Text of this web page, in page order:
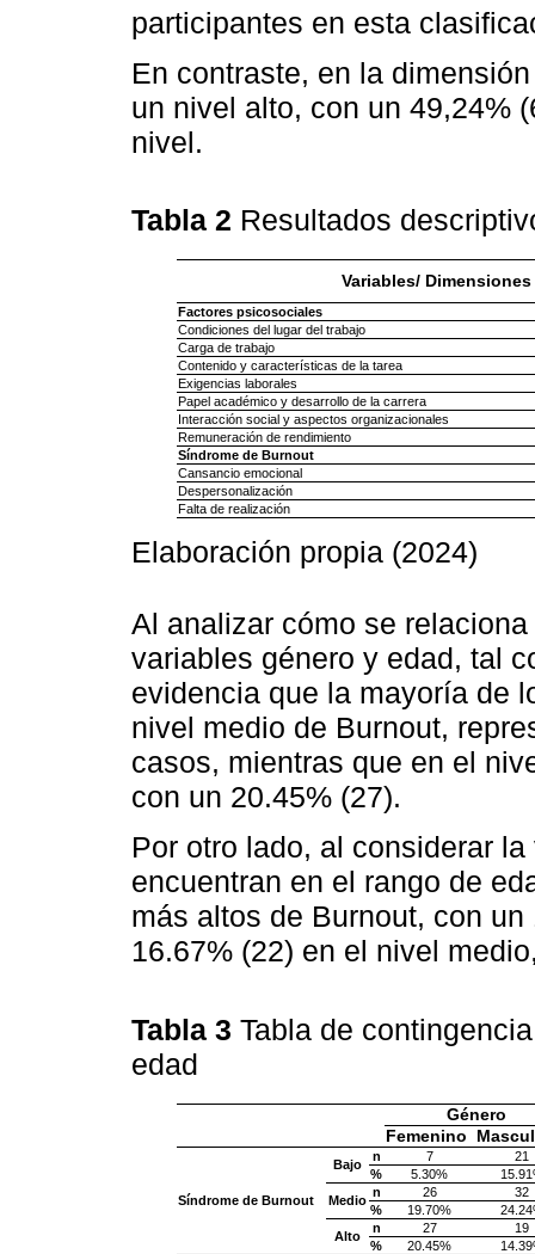
participantes en esta
En contraste, en la
un nivel alto, con un 49,24%
nivel.
Tabla 2 Resultados
Variables/ Dimensiones
Factores psicosociales
Condiciones del lugar del trabajo
Carga de trabajo
Contenido y características de la tarea
Exigencias laborales
Papel académico y desarrollo de la carrera
Interacción social y aspectos organizacionales
Remuneración de rendimiento
Síndrome de Burnout
Cansancio emocional
Despersonalización
Falta de realización
Elaboración propia (2024)
Al analizar cómo se
variables género y edad, tal
evidencia que la mayoría de
nivel medio de Burnout,
casos, mientras que en el
con un 20.45% (27).
Por otro lado, al considerar
encuentran en el rango de
más altos de Burnout, con
16.67% (22) en el nivel
Tabla 3 Tabla de
edad
Género
Femenino
Síndrome de Burnout
Bajo
n 7
21
%
5.30%
Medio
n 26
32
%
19.70%
Alto
n 27
19
%
20.45%